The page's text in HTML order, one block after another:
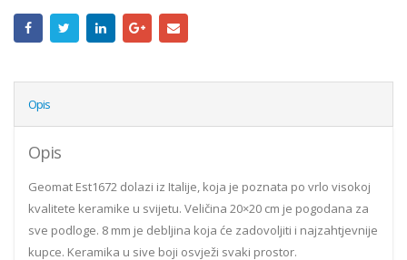
Opis
Opis
Geomat Est1672 dolazi iz Italije, koja je poznata po vrlo visokoj
kvalitete keramike u svijetu. Veličina 20×20 cm je pogodana za
sve podloge. 8 mm je debljina koja će zadovoljiti i najzahtjevnije
kupce. Keramika u sive boji osvježi svaki prostor.